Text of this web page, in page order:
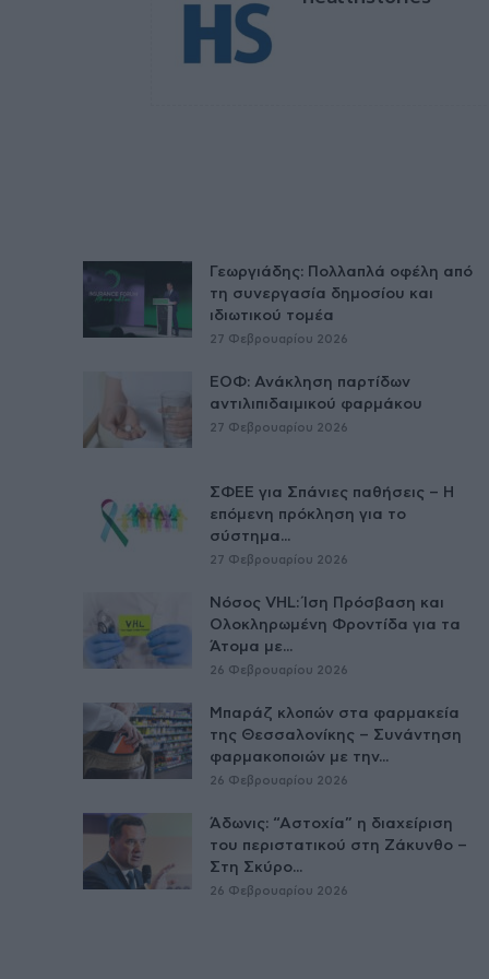
Γεωργιάδης: Πολλαπλά οφέλη από
τη συνεργασία δημοσίου και
ιδιωτικού τομέα
27 Φεβρουαρίου 2026
ΕΟΦ: Ανάκληση παρτίδων
αντιλιπιδαιμικού φαρμάκου
27 Φεβρουαρίου 2026
ΣΦΕΕ για Σπάνιες παθήσεις – Η
επόμενη πρόκληση για το
σύστημα...
27 Φεβρουαρίου 2026
Νόσος VHL: Ίση Πρόσβαση και
Ολοκληρωμένη Φροντίδα για τα
Άτομα με...
26 Φεβρουαρίου 2026
Μπαράζ κλοπών στα φαρμακεία
της Θεσσαλονίκης – Συνάντηση
φαρμακοποιών με την...
26 Φεβρουαρίου 2026
Άδωνις: “Αστοχία” η διαχείριση
του περιστατικού στη Ζάκυνθο –
Στη Σκύρο...
26 Φεβρουαρίου 2026